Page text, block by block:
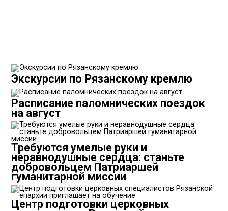
Экскурсии по Рязанскому кремлю
Расписание паломнических поездок
на август
Требуются умелые руки и
неравнодушные сердца: станьте
добровольцем Патриаршей
гуманитарной миссии
Центр подготовки церковных